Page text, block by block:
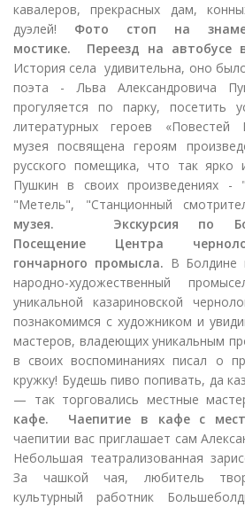
кавалеров, прекрасных дам,
дуэлей! Фото стоп на
мостике. Переезд на автобусе
История села удивительна, оно
поэта - Льва Александровича
прогуляется по парку, посетить
литературных героев «Повестей
музея посвящена героям
русского помещика, что так ярко
Пушкин в своих произведениях -
"Метель", "Станционный
музея.
Экскурсия по
Посещение Центра
гончарного промысла. В Болдине
народно-художественный
уникальной казариновской
познакомимся с художником и
мастеров, владеющих уникальным
в своих воспоминаниях писал о
кружку! Будешь пиво попивать, да
— так торговались местные
кафе. Чаепитие в кафе с
чаепитии вас приглашает сам
Небольшая театрализованная
За чашкой чая, любитель
культурный работник